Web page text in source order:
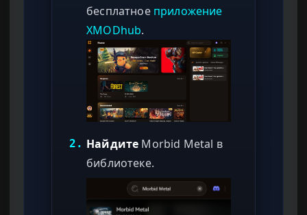
бесплатное приложение
XMODhub.
2. Найдите Morbid Metal в
библиотеке.